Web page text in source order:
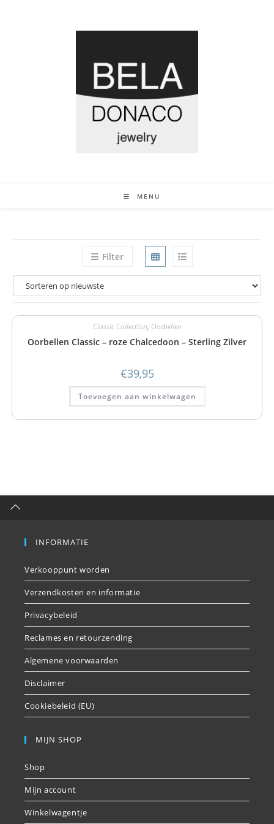
MENU
Filter
Classic Collection, Oorbellen
Oorbellen Classic – roze Chalcedoon – Sterling Zilver
€39,95
Toevoegen aan winkelwagen
INFORMATIE
Verkooppunt worden
Verzendkosten en informatie
Privacybeleid
Reclames en retourzending
Algemene voorwaarden
Disclaimer
Cookiebeleid (EU)
MIJN SHOP
Shop
Mijn account
Winkelwagentje